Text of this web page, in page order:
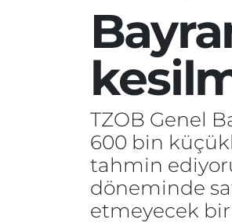
TZOB Genel
600 bin
tahmin
döneminde
etmeyecek bir
DÜNYA
EĞİTİM
ÖZEL HABER
Süper Lig Puan Durumu
Tüm Manşetler
Son Dakika Haberleri
Haber Arşivi